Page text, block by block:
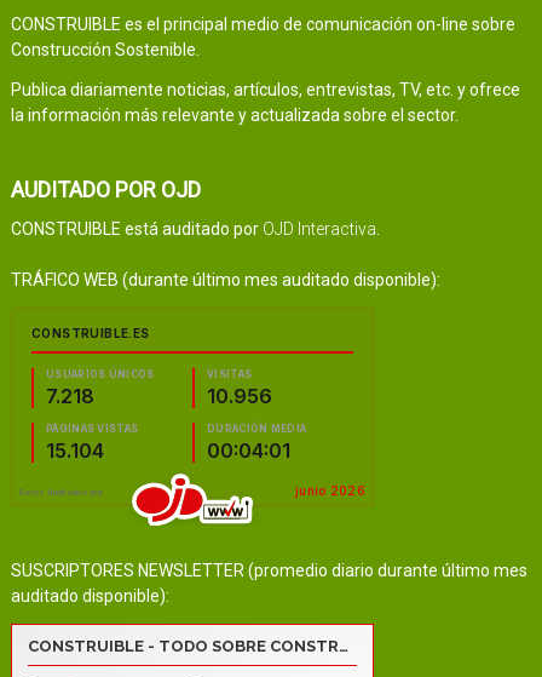
CONSTRUIBLE es el principal medio de comunicación on-line sobre
Construcción Sostenible.
Publica diariamente noticias, artículos, entrevistas, TV, etc. y ofrece
la información más relevante y actualizada sobre el sector.
AUDITADO POR OJD
CONSTRUIBLE está auditado por OJD Interactiva
TRÁFICO WEB (durante último mes auditado disponible):
SUSCRIPTORES NEWSLETTER (promedio diario durante último mes
auditado disponible):